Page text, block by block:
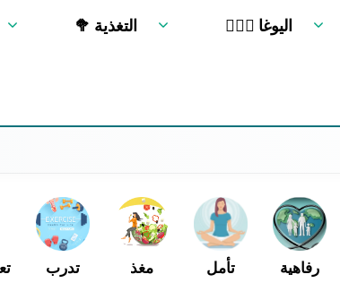
🥦 التغذية 🧘🏻‍♂️ اليوغا
تدرب مغذ تأمل رفاهية